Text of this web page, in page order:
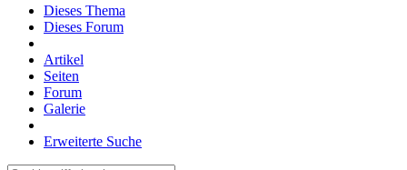
Dieses Thema
Dieses Forum
Artikel
Seiten
Forum
Galerie
Erweiterte Suche